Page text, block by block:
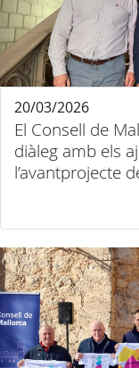
El Consell de
diàleg amb els
l’avantprojecte
20/03/2026